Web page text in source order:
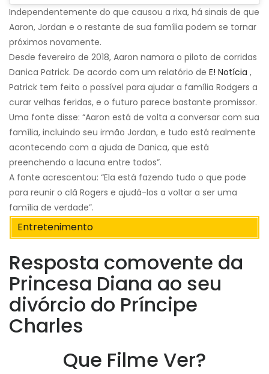
Independentemente do que causou a rixa, há sinais de que
Aaron, Jordan e o restante de sua família podem se tornar
próximos novamente.
Desde fevereiro de 2018, Aaron namora o piloto de corridas
Danica Patrick. De acordo com um relatório de E! Notícia ,
Patrick tem feito o possível para ajudar a família Rodgers a
curar velhas feridas, e o futuro parece bastante promissor.
Uma fonte disse: “Aaron está de volta a conversar com sua
família, incluindo seu irmão Jordan, e tudo está realmente
acontecendo com a ajuda de Danica, que está
preenchendo a lacuna entre todos”.
A fonte acrescentou: “Ela está fazendo tudo o que pode
para reunir o clã Rogers e ajudá-los a voltar a ser uma
família de verdade”.
Entretenimento
Resposta comovente da
Princesa Diana ao seu
divórcio do Príncipe
Charles
Que Filme Ver?